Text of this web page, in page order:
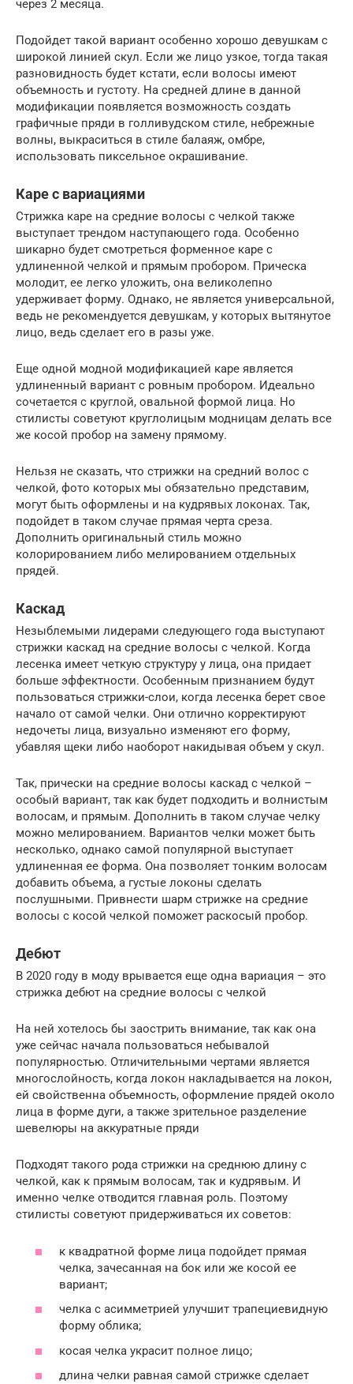
через 2 месяца.
Подойдет такой вариант особенно хорошо девушкам с
широкой линией скул. Если же лицо узкое, тогда такая
разновидность будет кстати, если волосы имеют
объемность и густоту. На средней длине в данной
модификации появляется возможность создать
графичные пряди в голливудском стиле, небрежные
волны, выкраситься в стиле балаяж, омбре,
использовать пиксельное окрашивание.
Каре с вариациями
Стрижка каре на средние волосы с челкой также
выступает трендом наступающего года. Особенно
шикарно будет смотреться форменное каре с
удлиненной челкой и прямым пробором. Прическа
молодит, ее легко уложить, она великолепно
удерживает форму. Однако, не является универсальной,
ведь не рекомендуется девушкам, у которых вытянутое
лицо, ведь сделает его в разы уже.
Еще одной модной модификацией каре является
удлиненный вариант с ровным пробором. Идеально
сочетается с круглой, овальной формой лица. Но
стилисты советуют круглолицым модницам делать все
же косой пробор на замену прямому.
Нельзя не сказать, что стрижки на средний волос с
челкой, фото которых мы обязательно представим,
могут быть оформлены и на кудрявых локонах. Так,
подойдет в таком случае прямая черта среза.
Дополнить оригинальный стиль можно
колорированием либо мелированием отдельных
прядей.
Каскад
Незыблемыми лидерами следующего года выступают
стрижки каскад на средние волосы с челкой. Когда
лесенка имеет четкую структуру у лица, она придает
больше эффектности. Особенным признанием будут
пользоваться стрижки-слои, когда лесенка берет свое
начало от самой челки. Они отлично корректируют
недочеты лица, визуально изменяют его форму,
убавляя щеки либо наоборот накидывая объем у скул.
Так, прически на средние волосы каскад с челкой –
особый вариант, так как будет подходить и волнистым
волосам, и прямым. Дополнить в таком случае челку
можно мелированием. Вариантов челки может быть
несколько, однако самой популярной выступает
удлиненная ее форма. Она позволяет тонким волосам
добавить объема, а густые локоны сделать
послушными. Привнести шарм стрижке на средние
волосы с косой челкой поможет раскосый пробор.
Дебют
В 2020 году в моду врывается еще одна вариация – это
стрижка дебют на средние волосы с челкой
На ней хотелось бы заострить внимание, так как она
уже сейчас начала пользоваться небывалой
популярностью. Отличительными чертами является
многослойность, когда локон накладывается на локон,
ей свойственна объемность, оформление прядей около
лица в форме дуги, а также зрительное разделение
шевелюры на аккуратные пряди
Подходят такого рода стрижки на среднюю длину с
челкой, как к прямым волосам, так и кудрявым. И
именно челке отводится главная роль. Поэтому
стилисты советуют придерживаться их советов:
к квадратной форме лица подойдет прямая
челка, зачесанная на бок или же косой ее
вариант;
челка с асимметрией улучшит трапециевидную
форму облика;
косая челка украсит полное лицо;
длина челки равная самой стрижке сделает